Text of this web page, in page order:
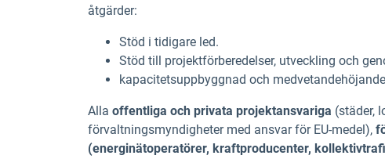
åtgärder:
Stöd i tidigare led.
Stöd till projektförberedelser, utveckling och
kapacitetsuppbyggnad och
Alla offentliga och privata projektansvariga (städer,
förvaltningsmyndigheter med ansvar för EU-medel),
(energinätoperatörer, kraftproducenter,